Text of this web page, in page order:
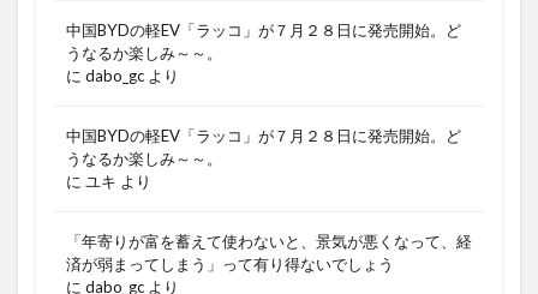
中国BYDの軽EV「ラッコ」が７月２８日に発売開始。ど
うなるか楽しみ～～。
に dabo_gc より
中国BYDの軽EV「ラッコ」が７月２８日に発売開始。ど
うなるか楽しみ～～。
に ユキ より
「年寄りが富を蓄えて使わないと、景気が悪くなって、経
済が弱まってしまう」って有り得ないでしょう
に dabo_gc より